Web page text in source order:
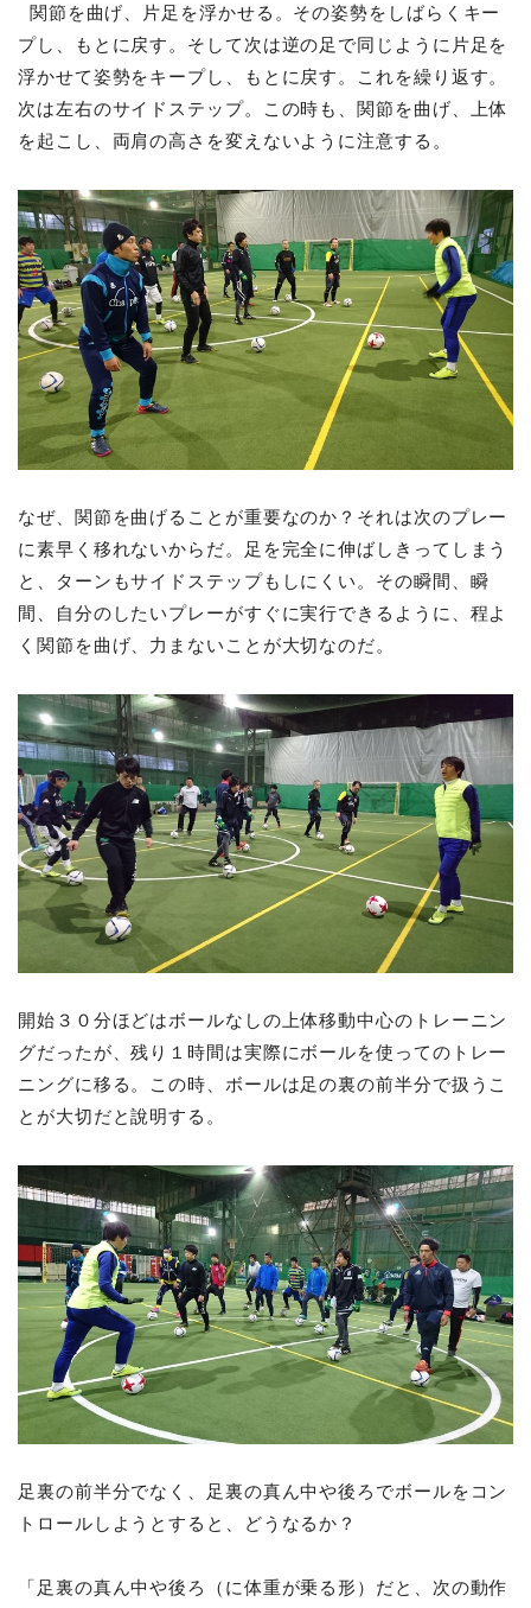
関節を曲げ、片足を浮かせる。その姿勢をしばらくキー
プし、もとに戻す。そして次は逆の足で同じように片足を
浮かせて姿勢をキープし、もとに戻す。これを繰り返す。
次は左右のサイドステップ。この時も、関節を曲げ、上体
を起こし、両肩の高さを変えないように注意する。
なぜ、関節を曲げることが重要なのか？それは次のプレー
に素早く移れないからだ。足を完全に伸ばしきってしまう
と、ターンもサイドステップもしにくい。その瞬間、瞬
間、自分のしたいプレーがすぐに実行できるように、程よ
く関節を曲げ、力まないことが大切なのだ。
開始３０分ほどはボールなしの上体移動中心のトレーニン
グだったが、残り１時間は実際にボールを使ってのトレー
ニングに移る。この時、ボールは足の裏の前半分で扱うこ
とが大切だと說明する。
足裏の前半分でなく、足裏の真ん中や後ろでボールをコン
トロールしようとすると、どうなるか？
「足裏の真ん中や後ろ（に体重が乗る形）だと、次の動作